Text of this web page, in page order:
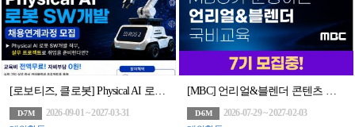
D-7M
2026-09-01 ~ 2027-03-31
D-6M
2026-07-29 ~ 2027-02-03